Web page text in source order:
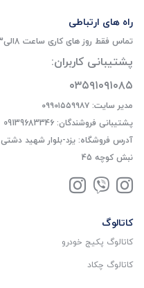
راه های ارتباطی
تماس فقط روز های کاری ساعت 8الی13
پشتیبانی کاربران:
۰۳۵۹۱۰۹۱۰۸۵
مدیر سایت: ۰۹۹۰۱۵۵۹۹۸۷
پشتیبانی فروشندگان: 09139683346
آدرس فروشگاه: یزد-بلوار شهید دشتی
نبش کوچه 45
کاتالوگ
کاتالوگ پکیج خودرو
کاتالوگ چکاد